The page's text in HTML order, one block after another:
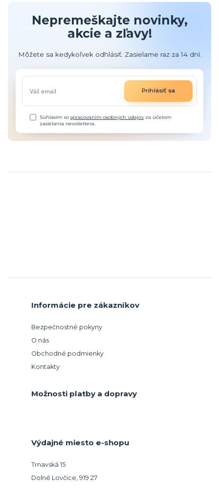
Nepremeškajte novinky,
akcie a zľavy!
Môžete sa kedykoľvek odhlásiť. Zasielame raz za 14 dní.
Prihlásiť sa
Súhlasím sospracovaním osobných údajovza účelom
zasielania newslettera.
Informácie pre zákazníkov
Bezpečnostné pokyny
O nás
Obchodné podmienky
Kontakty
Možnosti platby a dopravy
Výdajné miesto e-shopu
Trnavská 15
Dolné Lovčice, 919 27